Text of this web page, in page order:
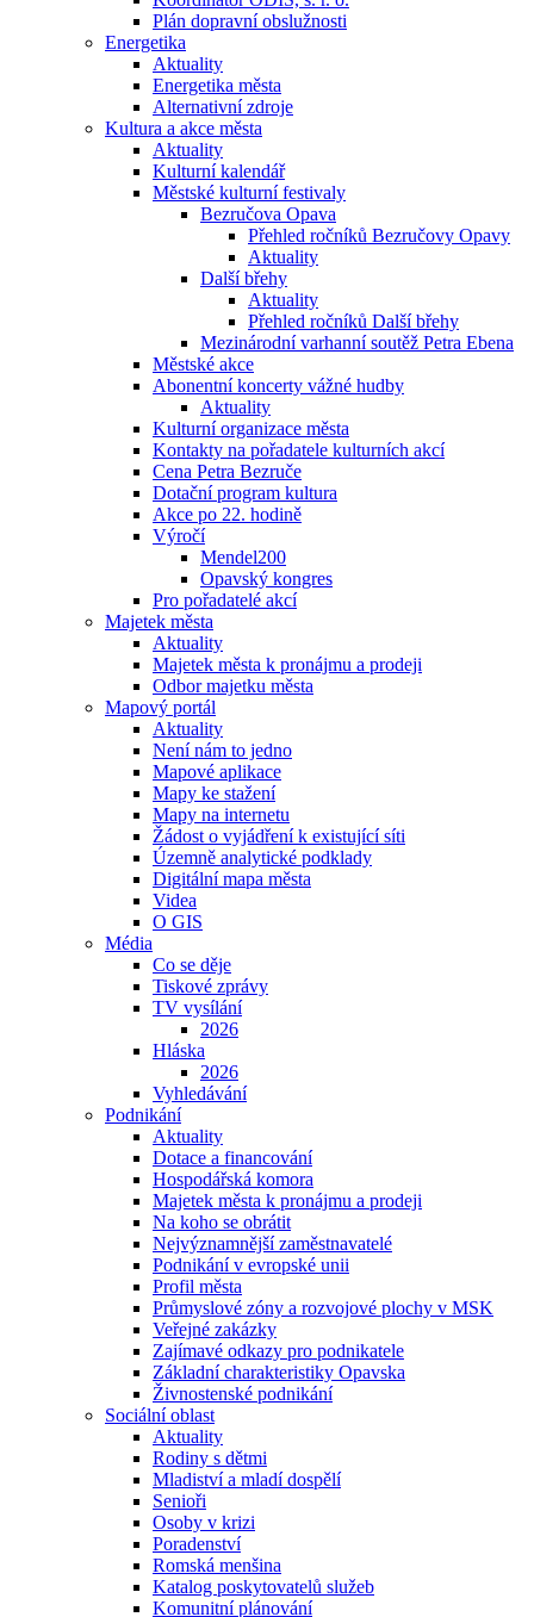
Plán dopravní obslužnosti
Energetika
Aktuality
Energetika města
Alternativní zdroje
Kultura a akce města
Aktuality
Kulturní kalendář
Městské kulturní festivaly
Bezručova Opava
Přehled ročníků Bezručovy Opavy
Aktuality
Další břehy
Aktuality
Přehled ročníků Další břehy
Mezinárodní varhanní soutěž Petra Ebena
Městské akce
Abonentní koncerty vážné hudby
Aktuality
Kulturní organizace města
Kontakty na pořadatele kulturních akcí
Cena Petra Bezruče
Dotační program kultura
Akce po 22. hodině
Výročí
Mendel200
Opavský kongres
Pro pořadatelé akcí
Majetek města
Aktuality
Majetek města k pronájmu a prodeji
Odbor majetku města
Mapový portál
Aktuality
Není nám to jedno
Mapové aplikace
Mapy ke stažení
Mapy na internetu
Žádost o vyjádření k existující síti
Územně analytické podklady
Digitální mapa města
Videa
O GIS
Média
Co se děje
Tiskové zprávy
TV vysílání
2026
Hláska
2026
Vyhledávání
Podnikání
Aktuality
Dotace a financování
Hospodářská komora
Majetek města k pronájmu a prodeji
Na koho se obrátit
Nejvýznamnější zaměstnavatelé
Podnikání v evropské unii
Profil města
Průmyslové zóny a rozvojové plochy v MSK
Veřejné zakázky
Zajímavé odkazy pro podnikatele
Základní charakteristiky Opavska
Živnostenské podnikání
Sociální oblast
Aktuality
Rodiny s dětmi
Mladiství a mladí dospělí
Senioři
Osoby v krizi
Poradenství
Romská menšina
Katalog poskytovatelů služeb
Komunitní plánování